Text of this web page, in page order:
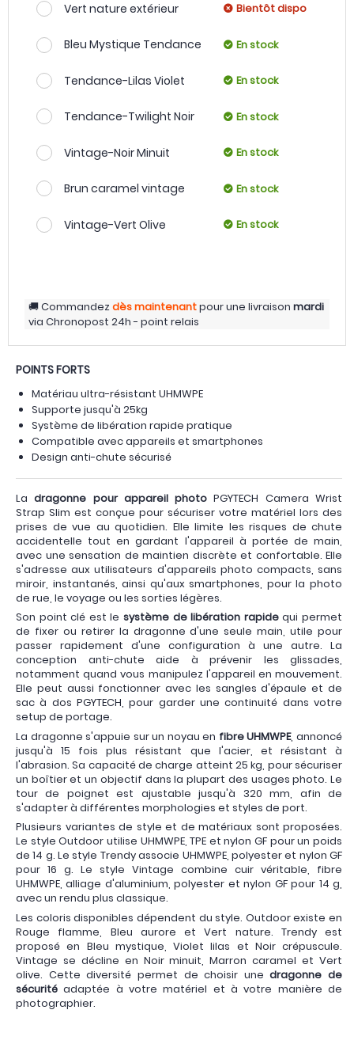
Vert nature extérieur Bientôt dispo
Bleu Mystique Tendance En stock
Tendance-Lilas Violet En stock
Tendance-Twilight Noir En stock
Vintage-Noir Minuit En stock
Brun caramel vintage En stock
Vintage-Vert Olive En stock
Commandezdès maintenantpour une livraison mardi
via Chronopost 24h - point relais
POINTS FORTS
Matériau ultra-résistant UHMWPE
Supporte jusqu'à 25kg
Système de libération rapide pratique
Compatible avec appareils et smartphones
Design anti-chute sécurisé
Ladragonne pour appareil photo PGYTECH Camera Wrist
Strap Slim est conçue pour sécuriser votre matériel lors des
prises de vue au quotidien. Elle limite les risques de chute
accidentelle tout en gardant l'appareil à portée de main,
avec une sensation de maintien discrète et confortable. Elle
s'adresse aux utilisateurs d'appareils photo compacts, sans
miroir, instantanés, ainsi qu'aux smartphones, pour la photo
de rue, le voyage ou les sorties légères.
Son point clé est le système de libération rapidequi permet
de fixer ou retirer la dragonne d'une seule main, utile pour
passer rapidement d'une configuration à une autre. La
conception anti-chute aide à prévenir les glissades,
notamment quand vous manipulez l'appareil en mouvement.
Elle peut aussi fonctionner avec les sangles d'épaule et de
sac à dos PGYTECH, pour garder une continuité dans votre
setup de portage.
La dragonne s'appuie sur un noyau en fibre UHMWPE, annoncé
jusqu'à 15 fois plus résistant que l'acier, et résistant à
l'abrasion. Sa capacité de charge atteint 25 kg, pour sécuriser
un boîtier et un objectif dans la plupart des usages photo. Le
tour de poignet est ajustable jusqu'à 320 mm, afin de
s'adapter à différentes morphologies et styles de port.
Plusieurs variantes de style et de matériaux sont proposées.
Le style Outdoor utilise UHMWPE, TPE et nylon GF pour un poids
de 14 g. Le style Trendy associe UHMWPE, polyester et nylon GF
pour 16 g. Le style Vintage combine cuir véritable, fibre
UHMWPE, alliage d'aluminium, polyester et nylon GF pour 14 g,
avec un rendu plus classique.
Les coloris disponibles dépendent du style. Outdoor existe en
Rouge flamme, Bleu aurore et Vert nature. Trendy est
proposé en Bleu mystique, Violet lilas et Noir crépuscule.
Vintage se décline en Noir minuit, Marron caramel et Vert
olive. Cette diversité permet de choisir unedragonne de
sécurité adaptée à votre matériel et à votre manière de
photographier.